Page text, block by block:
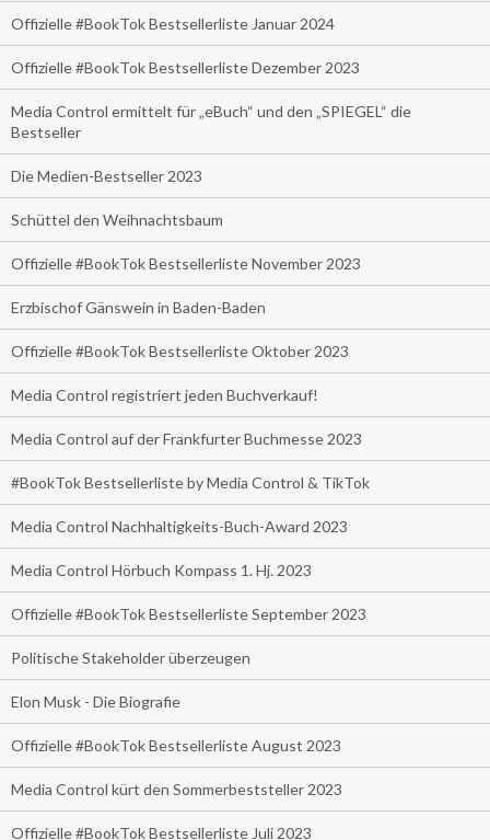
Offizielle #BookTok Bestsellerliste Januar 2024
Offizielle #BookTok Bestsellerliste Dezember 2023
Media Control ermittelt für „eBuch“ und den „SPIEGEL“ die
Bestseller
Die Medien-Bestseller 2023
Schüttel den Weihnachtsbaum
Offizielle #BookTok Bestsellerliste November 2023
Erzbischof Gänswein in Baden-Baden
Offizielle #BookTok Bestsellerliste Oktober 2023
Media Control registriert jeden Buchverkauf!
Media Control auf der Frankfurter Buchmesse 2023
#BookTok Bestsellerliste by Media Control & TikTok
Media Control Nachhaltigkeits-Buch-Award 2023
Media Control Hörbuch Kompass 1. Hj. 2023
Offizielle #BookTok Bestsellerliste September 2023
Politische Stakeholder überzeugen
Elon Musk - Die Biografie
Offizielle #BookTok Bestsellerliste August 2023
Media Control kürt den Sommerbeststeller 2023
Offizielle #BookTok Bestsellerliste Juli 2023